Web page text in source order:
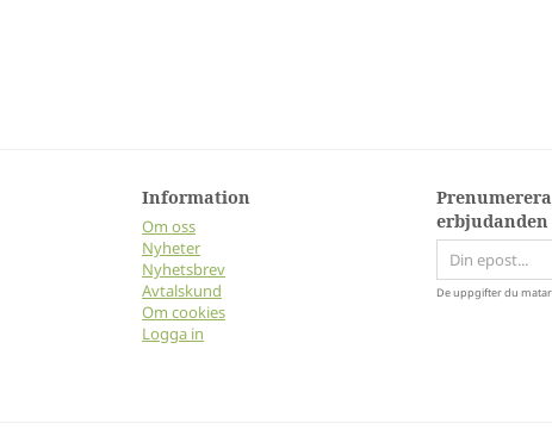
Information
Om oss
Nyheter
Nyhetsbrev
Avtalskund
Om cookies
Logga in
De uppgifter du